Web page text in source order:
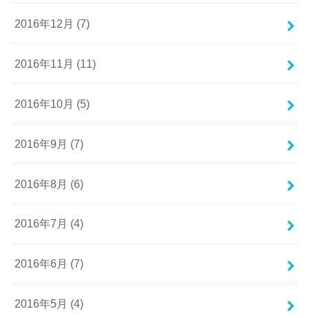
2016年12月 (7)
2016年11月 (11)
2016年10月 (5)
2016年9月 (7)
2016年8月 (6)
2016年7月 (4)
2016年6月 (7)
2016年5月 (4)